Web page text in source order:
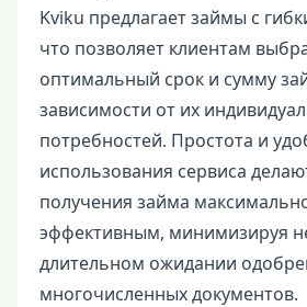
Kviku предлагает займы с
что позволяет клиентам
оптимальный срок и сумму
зависимости от их
потребностей. Простота и
использования сервиса
получения займа
эффективным, минимизируя
длительном ожидании
многочисленных документов.